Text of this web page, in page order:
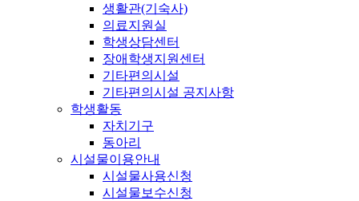
생활관(기숙사)
의료지원실
학생상담센터
장애학생지원센터
기타편의시설
기타편의시설 공지사항
학생활동
자치기구
동아리
시설물이용안내
시설물사용신청
시설물보수신청